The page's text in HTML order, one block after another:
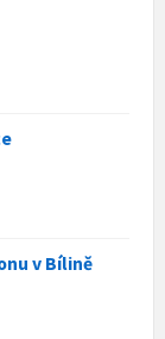
v Bílině